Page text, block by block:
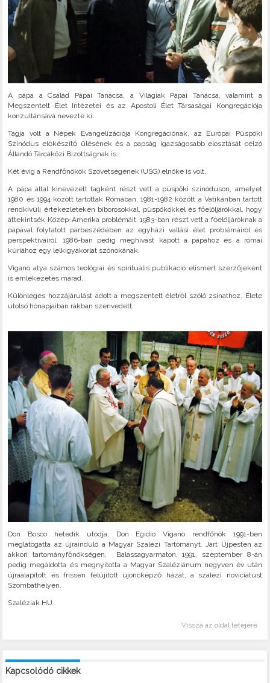
A pápa a Család Pápai Tanácsa, a Világiak Pápai Tanácsa, valamint a
Megszentelt Élet Intézetei és az Apostoli Élet Társaságai Kongregációja
konzultánsává nevezte ki.
Tagja volt a Népek Evangelizációja Kongregációnak, az Európai Püspöki
Szinódus előkészítő ülésének és a papság igazságosabb elosztását célzó
Állandó Tárcaközi Bizottságnak is.
Két évig a Rendfőnökök Szövetségének (USG) elnöke is volt.
A pápa által kinevezett tagként részt vett a püspöki szinóduson, amelyet
1980 és 1994 között tartottak Rómában, 1981-1982 között a Vatikánban tartott
rendkívüli értekezleteken bíborosokkal, püspökökkel és főelöljárókkal, hogy
áttekintsék Közép-Amerika problémáit. 1983-ban részt vett a főelöljáróknak a
pápával folytatott párbeszédében az egyházi vallási élet problémáiról és
perspektíváiról, 1986-ban pedig meghívást kapott a pápához és a római
kúriához egy lelkigyakorlat szónokának.
Viganò atya számos teológiai és spirituális publikáció elismert szerzőjeként
is emlékezetes marad.
Különleges hozzájárulást adott a megszentelt életről szóló zsinathoz. Élete
utolsó hónapjaiban rákban szenvedett.
Don Bosco hetedik utódja, Don Egidio Viganò rendfőnök 1991-ben
meglátogatta az újrainduló a Magyar Szalézi Tartományt. Járt Újpesten az
akkori tartományfőnökségen, Balassagyarmaton, 1991. szeptember 8-án
pedig megáldotta és megnyitotta a Magyar Szaléziánum negyven év után
újraalapított és frissen felújított újoncképző házát, a szalézi novíciátust
Szombathelyen.
Szaléziak.HU
Vissza az oldal tetejére
Kapcsolódó cikkek